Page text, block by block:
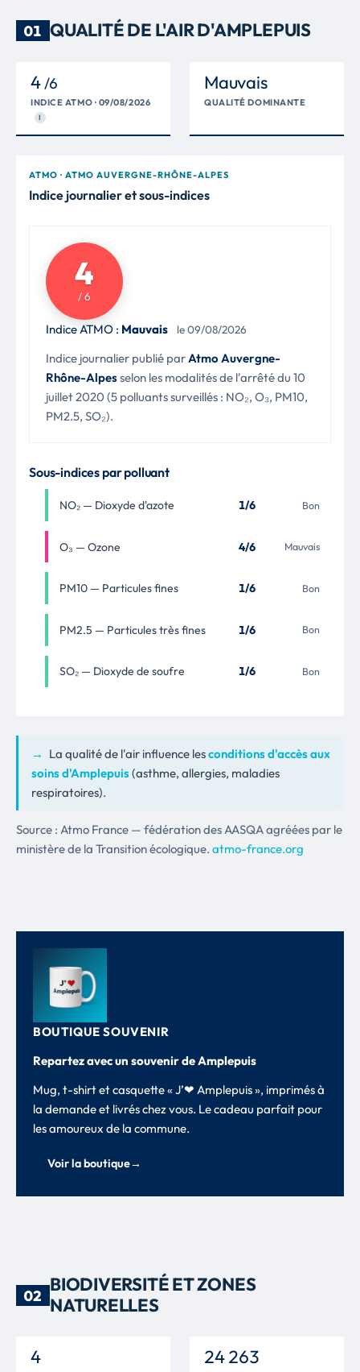
01 QUALITÉ DE L'AIR D'AMPLEPUIS
4/6
INDICE ATMO · 09/08/2026
I
Mauvais
QUALITÉ DOMINANTE
ATMO · ATMO AUVERGNE-RHÔNE-ALPES
Indice journalier et sous-indices
4
/ 6
Indice ATMO : Mauvais le 09/08/2026
Indice journalier publié parAtmo Auvergne-
Rhône-Alpesselon les modalités de l'arrêté du 10
juillet 2020 (5 polluants surveillés : NO₂, O₃, PM10,
PM2.5, SO₂).
Sous-indices par polluant
NO₂ — Dioxyde d'azote 1/6 Bon
O₃ — Ozone 4/6 Mauvais
PM10 — Particules fines 1/6 Bon
PM2.5 — Particules très fines 1/6 Bon
SO₂ — Dioxyde de soufre 1/6 Bon
→ La qualité de l'air influence lesconditions d'accès aux
soins d'Amplepuis(asthme, allergies, maladies
respiratoires).
Source : Atmo France — fédération des AASQA agréées par le
ministère de la Transition écologique. atmo-france.org
BOUTIQUE SOUVENIR
Repartez avec un souvenir de Amplepuis
Mug, t-shirt et casquette « J’❤ Amplepuis », imprimés à
la demande et livrés chez vous. Le cadeau parfait pour
les amoureux de la commune.
Voir la boutique→
02
BIODIVERSITÉ ET ZONES
NATURELLES
4 24 263